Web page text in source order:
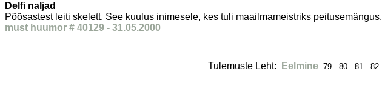
Delfi naljad
Põõsastest leiti skelett. See kuulus inimesele, kes tuli maailmameistriks peitusemängus.
must huumor # 40129 - 31.05.2000
Tulemuste Leht: Eelmine 79 80 81 82